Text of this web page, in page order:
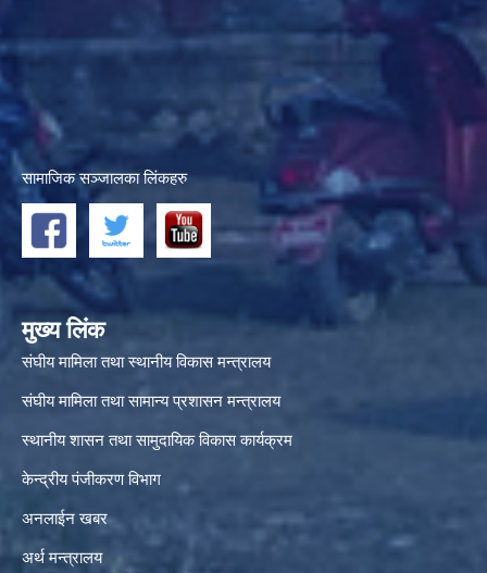
सामाजिक सञ्जालका लिंकहरु
मुख्य लिंक
संघीय मामिला तथा स्थानीय विकास मन्त्रालय
संघीय मामिला तथा सामान्य प्रशासन मन्त्रालय
स्थानीय शासन तथा सामुदायिक विकास कार्यक्रम
केन्द्रीय पंजीकरण विभाग
अनलाईन खबर
अर्थ मन्त्रालय